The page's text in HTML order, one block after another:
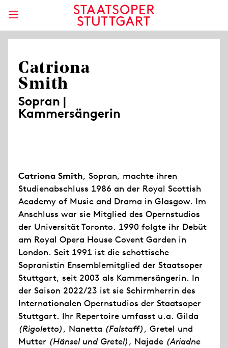
Catriona
Smith
Sopran |
Kammersängerin
Catriona Smith, Sopran, machte ihren
Studienabschluss 1986 an der Royal Scottish
Academy of Music and Drama in Glasgow. Im
Anschluss war sie Mitglied des Opernstudios
der Universität Toronto. 1990 folgte ihr Debüt
am Royal Opera House Covent Garden in
London. Seit 1991 ist die schottische
Sopranistin Ensemblemitglied der Staatsoper
Stuttgart, seit 2003 als Kammersängerin. In
der Saison 2022/23 ist sie Schirmherrin des
Internationalen Opernstudios der Staatsoper
Stuttgart. Ihr Repertoire umfasst u.a. Gilda
(Rigoletto), Nanetta (Falstaff), Gretel und
Mutter (Hänsel und Gretel), Najade (Ariadne